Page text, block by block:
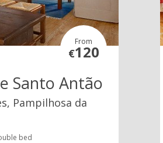
From
€120
Santo Antão
Pampilhosa da
bed